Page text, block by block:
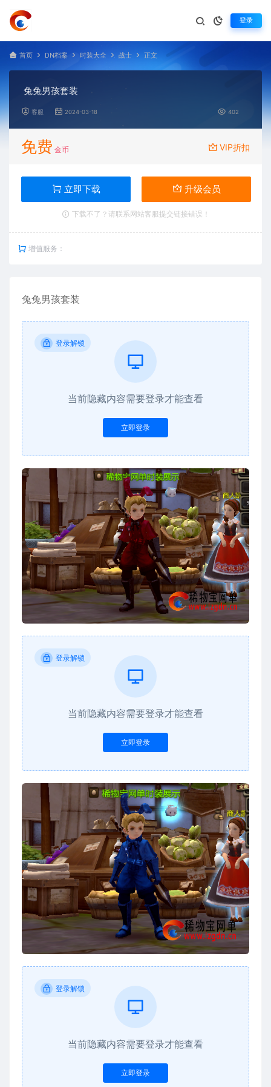
登录
首页 DN档案 时装大全 战士 正文
兔兔男孩套装
客服 2024-03-18 402
免费 金币 VIP折扣
立即下载 升级会员
下载不了？请联系网站客服提交链接错误！
增值服务：
兔兔男孩套装
登录解锁
当前隐藏内容需要登录才能查看
立即登录
登录解锁
当前隐藏内容需要登录才能查看
立即登录
登录解锁
当前隐藏内容需要登录才能查看
立即登录